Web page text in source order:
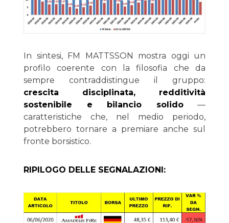
In sintesi, FM MATTSSON mostra oggi un
profilo coerente con la filosofia che da
sempre contraddistingue il gruppo:
crescita disciplinata, redditività
sostenibile e bilancio solido—
caratteristiche che, nel medio periodo,
potrebbero tornare a premiare anche sul
fronte borsistico.
RIPILOGO DELLE SEGNALAZIONI: